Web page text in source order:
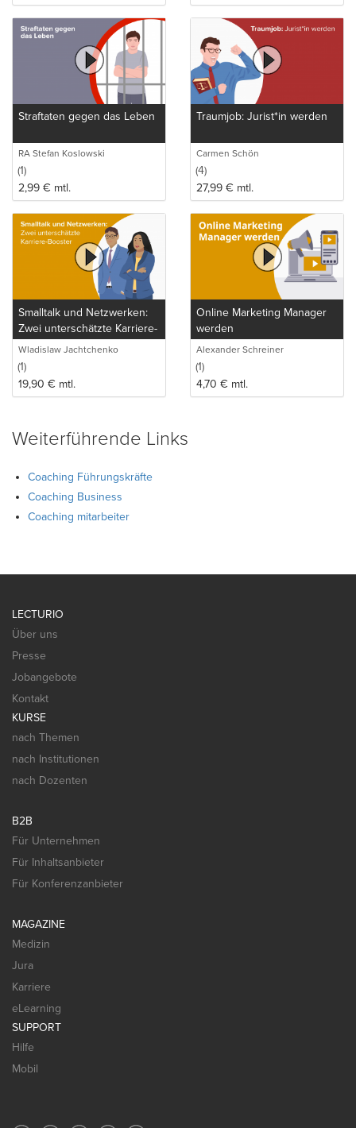
Straftaten gegen das Leben
RA Stefan Koslowski
(1)
2,99 € mtl.
Traumjob: Jurist*in werden
Carmen Schön
(4)
27,99 € mtl.
Smalltalk und Netzwerken:
Zwei unterschätzte Karriere-
Booster
Wladislaw Jachtchenko
(1)
19,90 € mtl.
Online Marketing Manager
werden
Alexander Schreiner
(1)
4,70 € mtl.
Weiterführende Links
Coaching Führungskräfte
Coaching Business
Coaching mitarbeiter
LECTURIO
Über uns
Presse
Jobangebote
Kontakt
KURSE
nach Themen
nach Institutionen
nach Dozenten
B2B
Für Unternehmen
Für Inhaltsanbieter
Für Konferenzanbieter
MAGAZINE
Medizin
Jura
Karriere
eLearning
SUPPORT
Hilfe
Mobil